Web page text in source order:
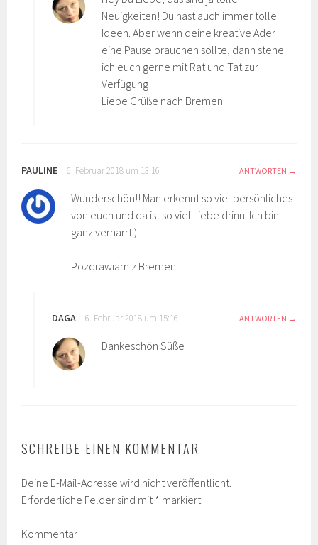
Neuigkeiten! Du hast auch immer tolle
Ideen. Aber wenn deine kreative Ader
eine Pause brauchen sollte, dann stehe
ich euch gerne mit Rat und Tat zur
Verfügung
Liebe Grüße nach Bremen
PAULINE 6. Februar 2018 um 13:16 ANTWORTEN
Wunderschön!! Man erkennt so viel persönliches
von euch und da ist so viel Liebe drinn. Ich bin
ganz vernarrt:)
Pozdrawiam z Bremen.
DAGA 6. Februar 2018 um 15:16 ANTWORTEN
Dankeschön Süße
SCHREIBE EINEN KOMMENTAR
Deine E-Mail-Adresse wird nicht veröffentlicht.
Erforderliche Felder sind mit * markiert
Kommentar